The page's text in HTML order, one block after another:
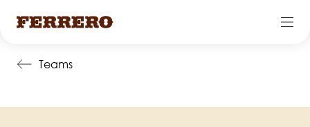
content
Teams